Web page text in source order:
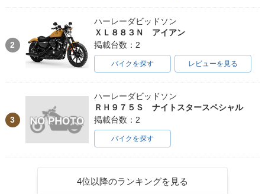
2
ハーレーダビッドソン
ＸＬ８８３Ｎ アイアン
掲載台数：2
バイクを探す レビューを見る
3
ハーレーダビッドソン
ＲＨ９７５Ｓ ナイトスタースペシャル
掲載台数：2
バイクを探す
4位以降のランキングを見る